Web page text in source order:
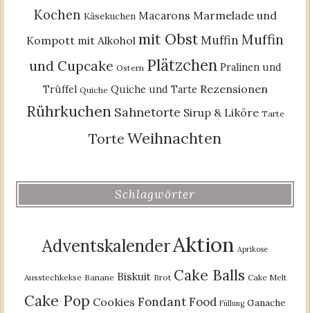
Kochen Käsekuchen Macarons Marmelade und
Kompott mit Alkohol mit ObstMuffin Muffin
und Cupcake Ostern Plätzchen Pralinen und
Trüffel Quiche Quiche und Tarte Rezensionen
Rührkuchen Sahnetorte Sirup & Liköre Tarte
Torte Weihnachten
Schlagwörter
AdventskalenderAktion Aprikose
Ausstechkekse Banane Biskuit Brot Cake Balls Cake Melt
Cake Pop Cookies Fondant Food Füllung Ganache